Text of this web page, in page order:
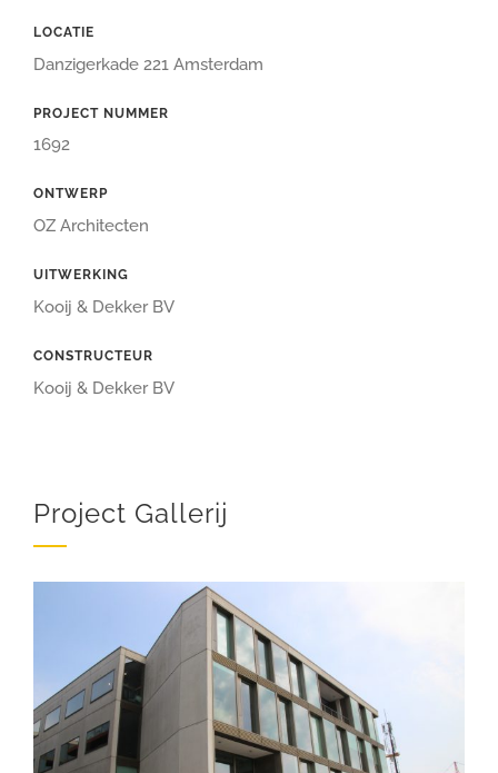
LOCATIE
Danzigerkade 221 Amsterdam
PROJECT NUMMER
1692
ONTWERP
OZ Architecten
UITWERKING
Kooij & Dekker BV
CONSTRUCTEUR
Kooij & Dekker BV
Project Gallerij